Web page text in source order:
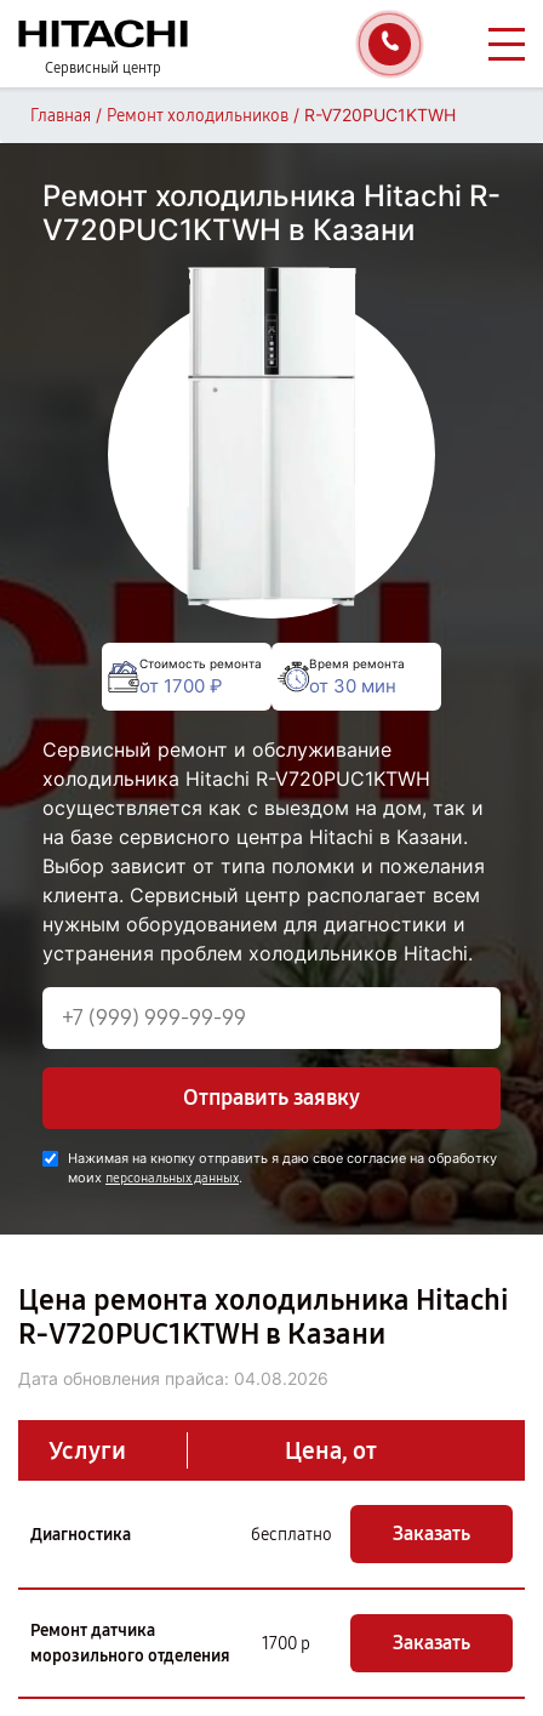
Сервисный центр
Главная / Ремонт холодильников / R-V720PUC1KTWH
Ремонт холодильника Hitachi R-
V720PUC1KTWH в Казани
Стоимость ремонта
от 1700 ₽
Время ремонта
от 30 мин
Сервисный ремонт и обслуживание
холодильника Hitachi R-V720PUC1KTWH
осуществляется как с выездом на дом, так и
на базе сервисного центра Hitachi в Казани.
Выбор зависит от типа поломки и пожелания
клиента. Сервисный центр располагает всем
нужным оборудованием для диагностики и
устранения проблем холодильников Hitachi.
Отправить заявку
Нажимая на кнопку отправить я даю свое согласие на обработку
моих персональных данных.
Цена ремонта холодильника Hitachi
R-V720PUC1KTWH в Казани
Дата обновления прайса: 04.08.2026
Услуги Цена, от
Диагностика бесплатно Заказать
Ремонт датчика
морозильного отделения
1700 р Заказать